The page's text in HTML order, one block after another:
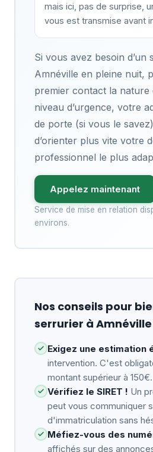
mais ici, pas de surprise,
vous est transmise avant
Si vous avez besoin d’un
Amnéville en pleine nuit,
premier contact la nature
niveau d’urgence, votre
de porte (si vous le
d’orienter plus vite votre
professionnel le plus
Appelez maintenant
Service de mise en relation
environs.
Nos conseils pour
serrurier à Amnéville
Exigez une estimation
intervention. C'est
montant supérieur à 150€.
Vérifiez le SIRET ! Un
peut vous communiquer
d'immatriculation sans
Méfiez-vous des
affichés sur des